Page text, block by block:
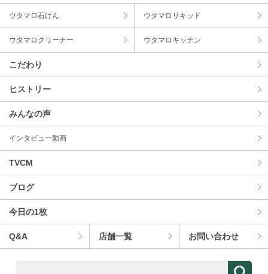
ウタマロ⽯けん ウタマロリキッド
ウタマロクリーナー ウタマロキッチン
こだわり
ヒストリー
みんなの声
インタビュー動画
TVCM
ブログ
今⽇の1枚
Q&A 店舗⼀覧 お問い合わせ